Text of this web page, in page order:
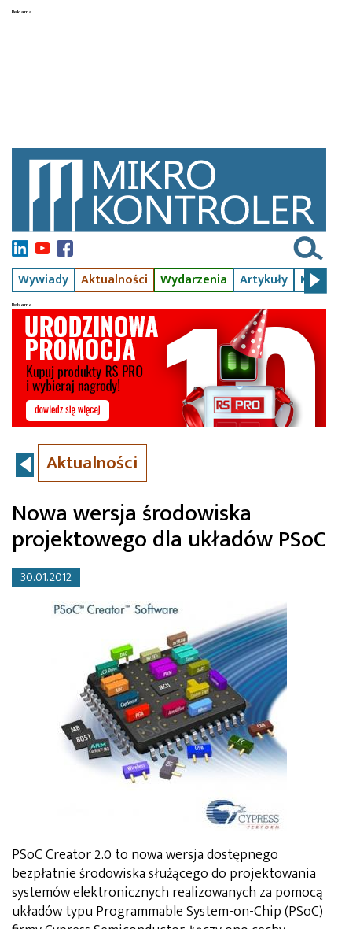
Wywiady Aktualności Wydarzenia Artykuły Kursy
Aktualności
Nowa wersja środowiska
projektowego dla układów PSoC
30.01.2012
PSoC Creator 2.0 to nowa wersja dostępnego
bezpłatnie środowiska służącego do projektowania
systemów elektronicznych realizowanych za pomocą
układów typu Programmable System-on-Chip (PSoC)